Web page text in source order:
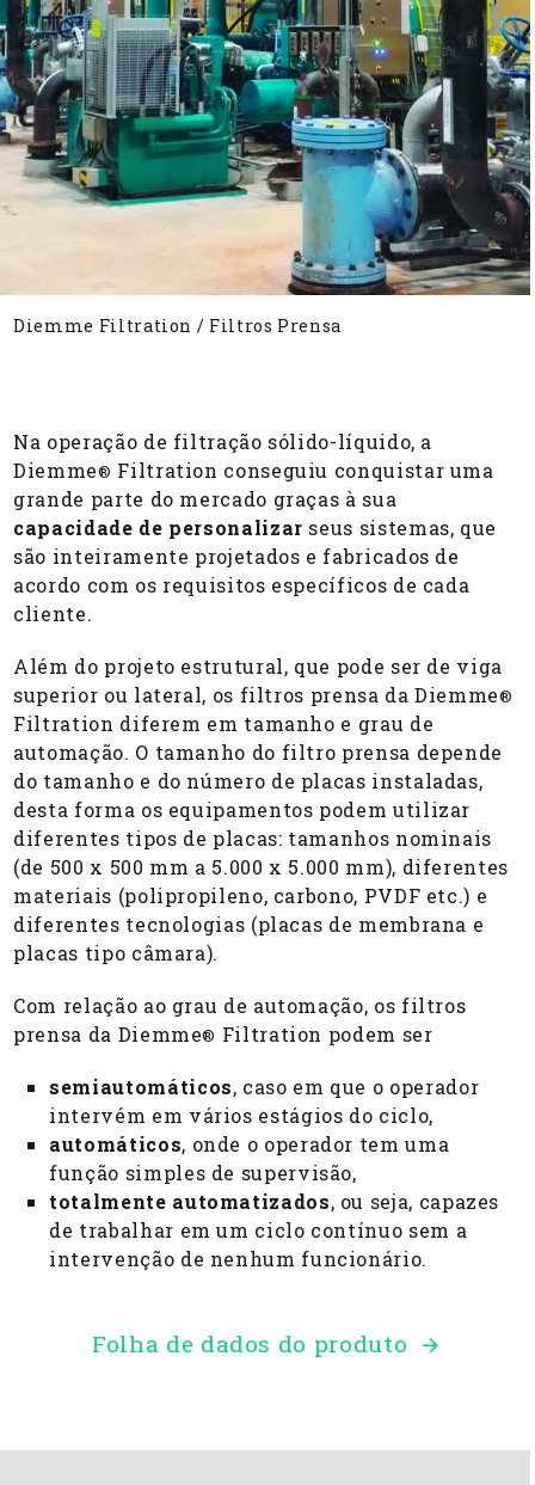
Diemme Filtration / Filtros Prensa
Na operação de filtração sólido-líquido, a
Diemme® Filtration conseguiu conquistar uma
grande parte do mercado graças à sua
capacidade de personalizar seus sistemas, que
são inteiramente projetados e fabricados de
acordo com os requisitos específicos de cada
cliente.
Além do projeto estrutural, que pode ser de viga
superior ou lateral, os filtros prensa da Diemme®
Filtration diferem em tamanho e grau de
automação. O tamanho do filtro prensa depende
do tamanho e do número de placas instaladas,
desta forma os equipamentos podem utilizar
diferentes tipos de placas: tamanhos nominais
(de 500 x 500 mm a 5.000 x 5.000 mm), diferentes
materiais (polipropileno, carbono, PVDF etc.) e
diferentes tecnologias (placas de membrana e
placas tipo câmara).
Com relação ao grau de automação, os filtros
prensa da Diemme® Filtration podem ser
semiautomáticos, caso em que o operador
intervém em vários estágios do ciclo,
automáticos, onde o operador tem uma
função simples de supervisão,
totalmente automatizados, ou seja, capazes
de trabalhar em um ciclo contínuo sem a
intervenção de nenhum funcionário.
Folha de dados do produto